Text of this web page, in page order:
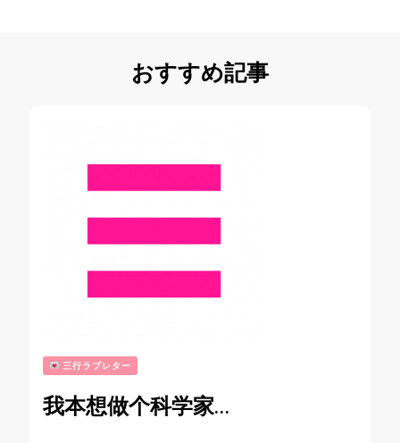
おすすめ記事
三行ラブレター
我本想做个科学家…